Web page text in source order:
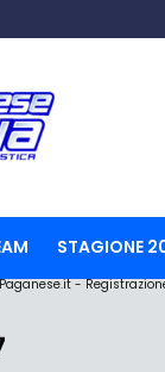
STAGIONE
-